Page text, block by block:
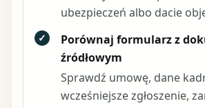
ubezpieczeń albo dacie
✓
Porównaj formularz z
źródłowym
Sprawdź umowę, dane
wcześniejsze zgłoszenie,